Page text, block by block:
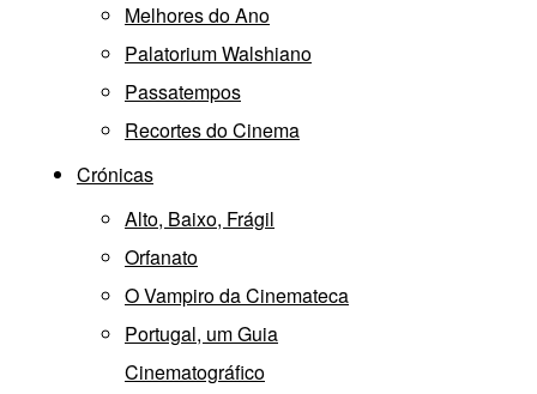
Melhores do Ano
Palatorium Walshiano
Passatempos
Recortes do Cinema
Crónicas
Alto, Baixo, Frágil
Orfanato
O Vampiro da Cinemateca
Portugal, um Guia
Cinematográfico